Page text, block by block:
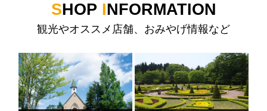
SHOP INFORMATION
観光やオススメ店舗、おみやげ情報など